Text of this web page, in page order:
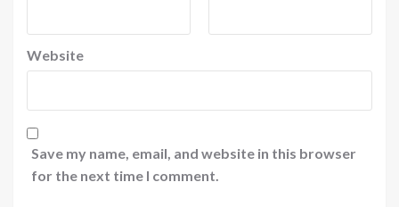
Website
Save my name, email, and website in this browser
for the next time I comment.